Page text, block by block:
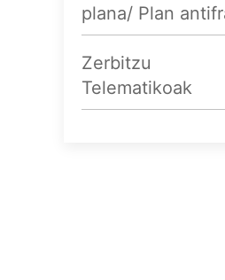
plana/ Plan
Zerbitzu
Telematikoak